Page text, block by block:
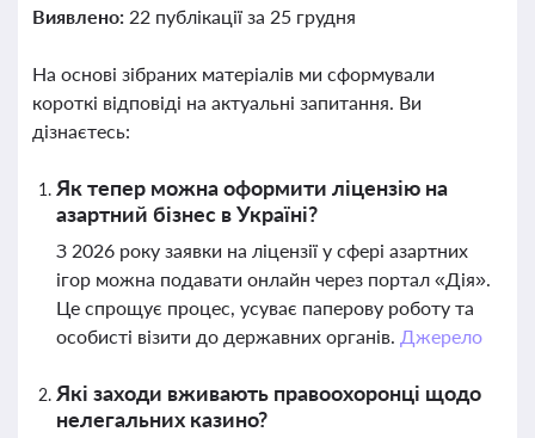
Виявлено: 22 публікації за 25 грудня
На основі зібраних матеріалів ми сформували
короткі відповіді на актуальні запитання. Ви
дізнаєтесь:
Як тепер можна оформити ліцензію на
азартний бізнес в Україні?
З 2026 року заявки на ліцензії у сфері азартних
ігор можна подавати онлайн через портал «Дія».
Це спрощує процес, усуває паперову роботу та
особисті візити до державних органів. Джерело
Які заходи вживають правоохоронці щодо
нелегальних казино?